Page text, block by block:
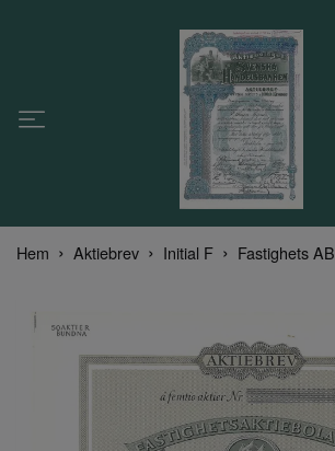
Hem Aktiebrev Initial F Fastighets